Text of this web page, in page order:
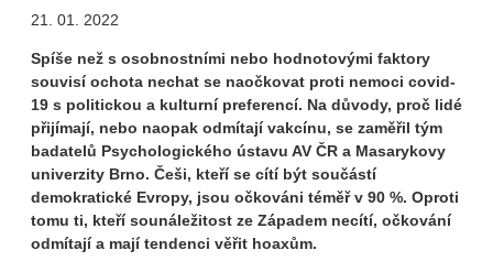
21. 01. 2022
Spíše než s osobnostními nebo hodnotovými faktory
souvisí ochota nechat se naočkovat proti nemoci covid-
19 s politickou a kulturní preferencí. Na důvody, proč lidé
přijímají, nebo naopak odmítají vakcínu, se zaměřil tým
badatelů Psychologického ústavu AV ČR a Masarykovy
univerzity Brno. Češi, kteří se cítí být součástí
demokratické Evropy, jsou očkováni téměř v 90 %. Oproti
tomu ti, kteří sounáležitost ze Západem necítí, očkování
odmítají a mají tendenci věřit hoaxům.